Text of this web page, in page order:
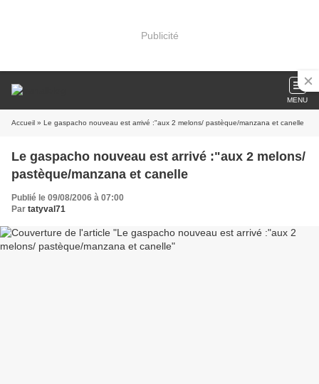
Publicité
MENU
Accueil » Le gaspacho nouveau est arrivé :"aux 2 melons/ pastèque/manzana et canelle
Le gaspacho nouveau est arrivé :"aux 2 melons/
pastèque/manzana et canelle
Publié le 09/08/2006 à 07:00
Par tatyval71